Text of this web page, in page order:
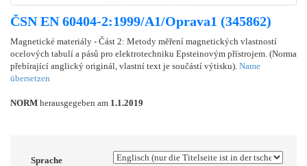
ČSN EN 60404-2:1999/A1/Oprava1 (345862)
Magnetické materiály - Část 2: Metody měření magnetických vlastností
ocelových tabulí a pásů pro elektrotechniku Epsteinovým přístrojem. (Norma
přebírající anglický originál, vlastní text je součástí výtisku). Name
übersetzen
NORM herausgegeben am 1.1.2019
Sprache